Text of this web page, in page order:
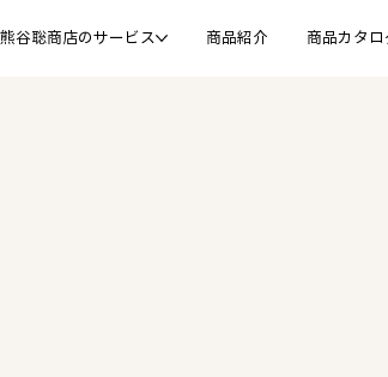
熊谷聡商店のサービス 商品紹介 商品カタロ